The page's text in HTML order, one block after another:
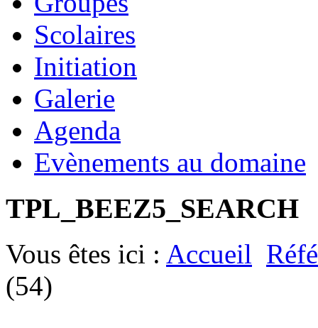
Scolaires
Initiation
Galerie
Agenda
Evènements au domaine
TPL_BEEZ5_SEARCH
Vous êtes ici : Accueil
(54)